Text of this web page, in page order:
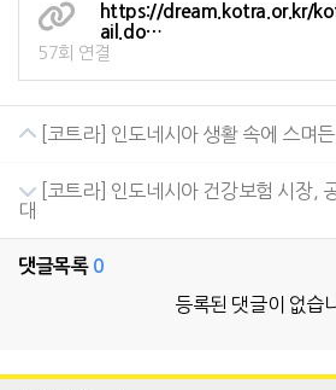
https://dream.kotra.or.kr/
ail.do…
57회 연결
[코트라] 인도네시아 생활 속에 스며
[코트라] 인도네시아 건강보험 시장,
대
댓글목록 0
등록된 댓글이 없습